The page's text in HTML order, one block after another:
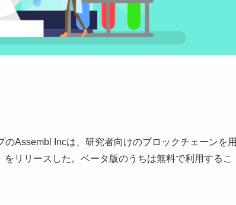
Assembl Incは、研究者向けのブロックチェーンを用
リリースした。ベータ版のうちは無料で利用するこ